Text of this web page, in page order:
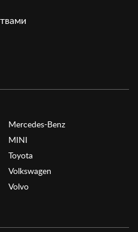
Mercedes-Benz
MINI
Toyota
Volkswagen
Volvo